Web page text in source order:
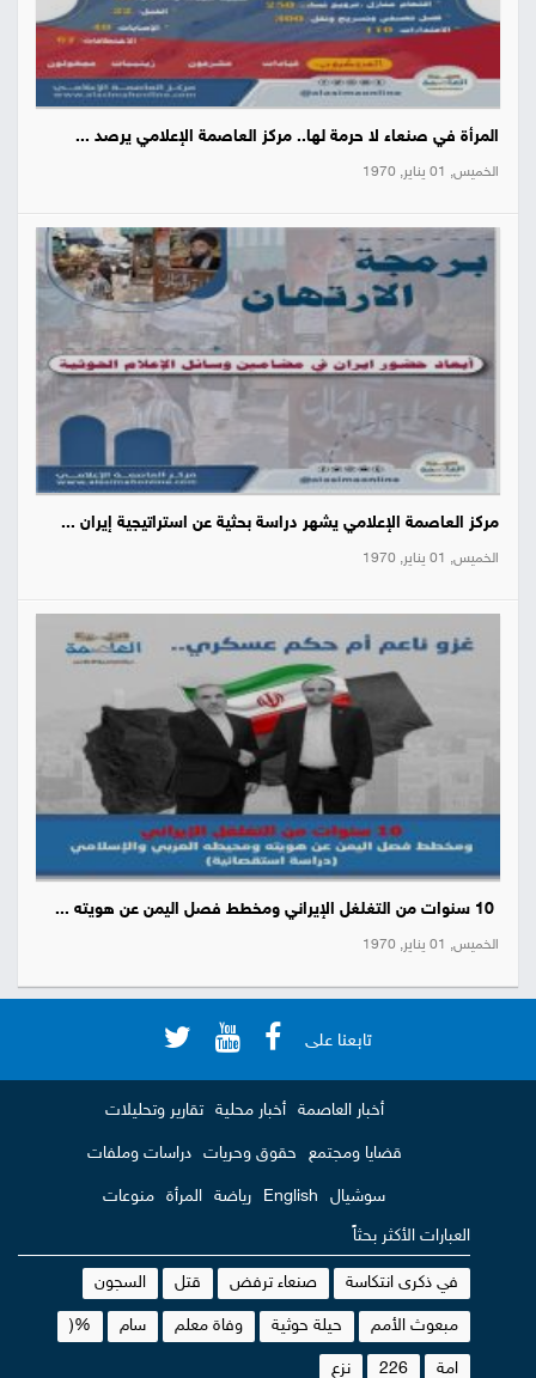
المرأة في صنعاء لا حرمة لها.. مركز العاصمة الإعلامي يرصد ...
الخميس, 01 يناير, 1970
مركز العاصمة الإعلامي يشهر دراسة بحثية عن استراتيجية إيران ...
الخميس, 01 يناير, 1970
الخميس, 01 يناير, 1970
تابعنا على
أخبار العاصمة أخبار محلية تقارير وتحليلات
قضايا ومجتمع حقوق وحريات دراسات وملفات
سوشيال English رياضة المرأة منوعات
العبارات الأكثر بحثاً
في ذكرى انتكاسة صنعاء ترفض قتل السجون
مبعوث الأمم حيلة حوثية وفاة معلم سام %(
امة 226 نزع